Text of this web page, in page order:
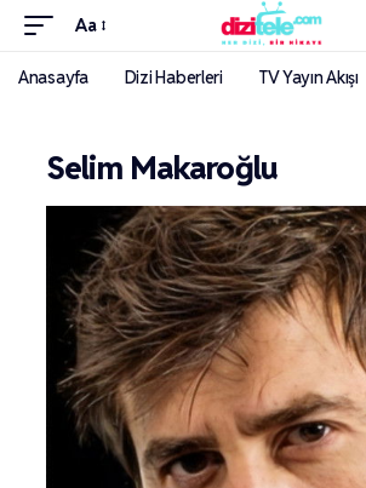
Aa
Anasayfa Dizi Haberleri TV Yayın Akışı
Selim Makaroğlu